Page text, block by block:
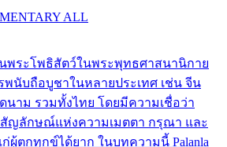
ALL
พระโพธิสัตว์ในพระพุทธศาสนานิกาย
พนับถือบูชาในหลายประเทศ เช่น จีน
นาม รวมทั้งไทย โดยมีความเชื่อว่า
สัญลักษณ์แห่งความเมตตา กรุณา และ
ผู้ตกทุกข์ได้ยาก ในบทความนี้ Palanla